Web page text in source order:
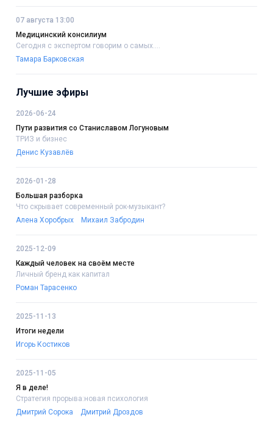
07 августа 13:00
Медицинский консилиум
Сегодня с экспертом говорим о самых....
Тамара Барковская
Лучшие эфиры
2026-06-24
Пути развития со Станиславом Логуновым
ТРИЗ и бизнес
Денис Кузавлёв
2026-01-28
Большая разборка
Что скрывает современный рок-музыкант?
Алена Хоробрых
Михаил Забродин
2025-12-09
Каждый человек на своём месте
Личный бренд как капитал
Роман Тарасенко
2025-11-13
Итоги недели
Игорь Костиков
2025-11-05
Я в деле!
Стратегия прорыва:новая психология
Дмитрий Сорока
Дмитрий Дроздов